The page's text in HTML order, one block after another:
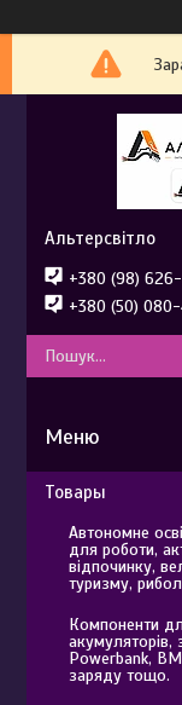
Альтерсвітло
+380 (98)
+380 (50)
Товары
Автономне
для роботи,
відпочинку,
туризму,
Компоненти
акумуляторів,
Powerbank,
заряду тощо.